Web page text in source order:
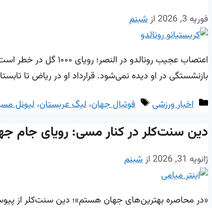
فوریه 3, 2026 ازشبنم
بازنشستگی در او دیده نمی‌شود. قرارداد او در ریاض تا تابستان ۲۰۲۷ تنظیم شده است. در ادامه با سایت شرط بندی معتبر همراه باشید. اما
دسته‌ها
اخبار ورزشی برچسب‌ها
فوتبال جهان،لیگ عربستان،لیونل
دین سنت‌کلر در کنار مسی: رویای جام
ژانویه 31, 2026 ازشبنم
«در محاصره بهترین‌های جهان هستم»؛ دین سنت‌کلر از